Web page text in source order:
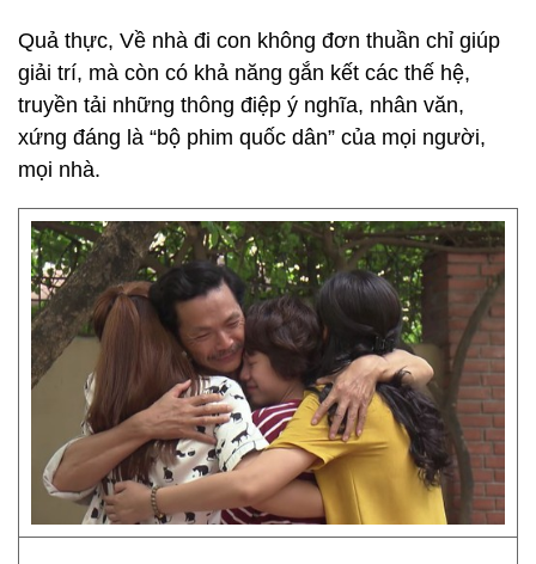
Quả thực, Về nhà đi con không đơn thuần chỉ giúp
giải trí, mà còn có khả năng gắn kết các thế hệ,
truyền tải những thông điệp ý nghĩa, nhân văn,
xứng đáng là “bộ phim quốc dân” của mọi người,
mọi nhà.